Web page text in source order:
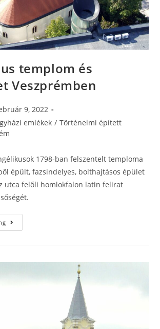
templom és
Veszprémben
9, 2022
emlékek / Történelmi épített
1798-ban felszentelt temploma
épült, fazsindelyes, bolthajtásos épület
utca felőli homlokfalon latin felirat